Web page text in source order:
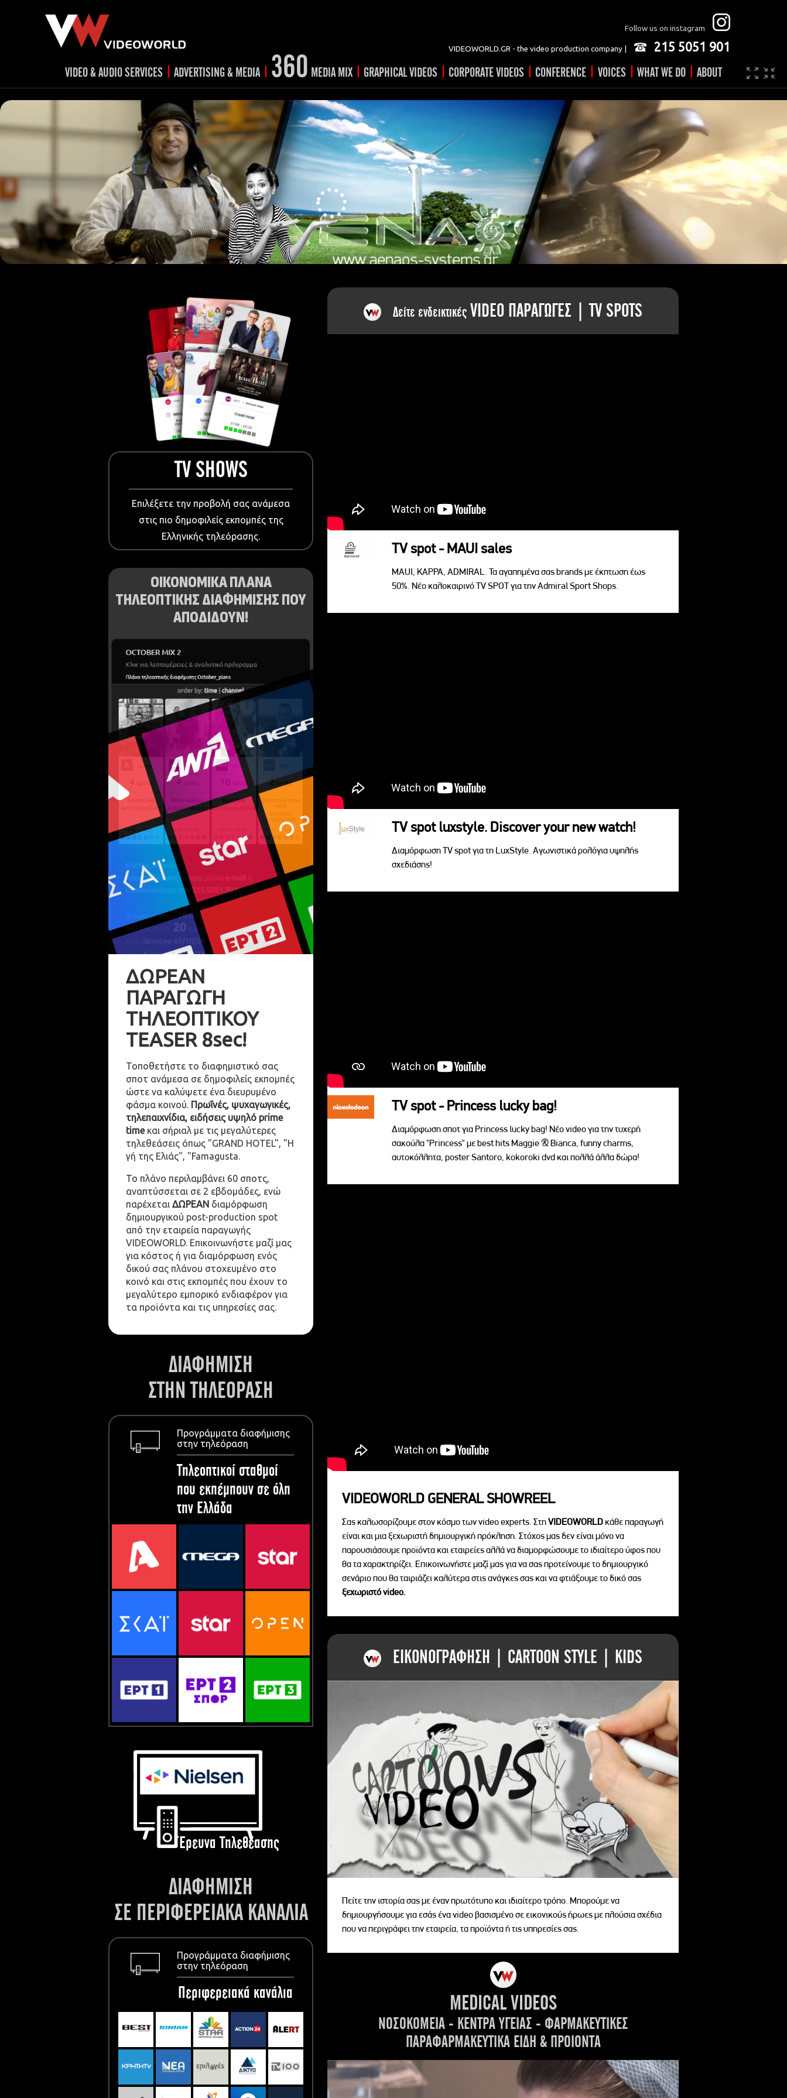
Follow us on instagram
VIDEOWORLD.GR - the video production company | 215 5051 901
VIDEO & AUDIO SERVICES
TV spots
RADIO spots
Post production
Corporate videos
Trailer & Σήματα εκπομπών
Cultural videos
video applications for museums,
archeological sites & exhibitions
Product presentations
Documentary
Events & Conference
Dissemination material
Medical & Pharmaceutical
VIDEO Projections
Kids content
| ADVERTISING & MEDIA
RADIOadvertising
TVadvertising
Social Media video shorts
Creative Prints
Outdoor advertising
Media planning & mix
Visual material
European Media
| 360 MEDIA MIX | GRAPHICAL VIDEOS | CORPORATE VIDEOS | CONFERENCE | VOICES | WHAT WE DO | ABOUT
Company
Video made easy
Contact
TV SHOWS
Επιλέξετε την προβολή σας ανάμεσα
στις πιο δημοφιλείς εκπομπές της
Ελληνικής τηλεόρασης.
ΟΙΚΟΝΟΜΙΚΑ ΠΛΑΝΑ
ΤΗΛΕΟΠΤΙΚΗΣ ΔΙΑΦΗΜΙΣΗΣ ΠΟΥ
ΑΠΟΔΙΔΟΥΝ!
ΔΩΡΕΑΝ
ΠΑΡΑΓΩΓΗ
ΤΗΛΕΟΠΤΙΚΟΥ
TEASER 8sec!
Τοποθετήστε το διαφημιστικό σας
σποτ ανάμεσα σε δημοφιλείς εκπομπές
ώστε να καλύψετε ένα διευρυμένο
φάσμα κοινού. Πρωΐνές, ψυχαγωγικές,
τηλεπαιχνίδια, ειδήσεις υψηλό prime
timeκαι σήριαλ με τις μεγαλύτερες
τηλεθεάσεις όπως "GRAND HOTEL", "Η
γή της Ελιάς", "Famagusta.
Το πλάνο περιλαμβάνει 60 σποτς,
αναπτύσσεται σε 2 εβδομάδες, ενώ
παρέχεται ΔΩΡΕΑΝ διαμόρφωση
δημιουργικού post-production spot
από την εταιρεία παραγωγής
VIDEOWORLD. Επικοινωνήστε μαζί μας
για κόστος ή για διαμόρφωση ενός
δικού σας πλάνου στοχευμένο στο
κοινό και στις εκπομπές που έχουν το
μεγαλύτερο εμπορικό ενδιαφέρον για
τα προϊόντα και τις υπηρεσίες σας.
ΔΙΑΦΗΜΙΣΗ
ΣΤΗΝ ΤΗΛΕΟΡΑΣΗ
Προγράμματα διαφήμισης
στην τηλεόραση
Τηλεοπτικοί σταθμοί
που εκπέμπουν σε όλη
την Ελλάδα
Έρευνα Τηλεθέασης
ΔΙΑΦΗΜΙΣΗ
ΣΕ ΠΕΡΙΦΕΡΕΙΑΚΑ ΚΑΝΑΛΙΑ
Προγράμματα διαφήμισης
στην τηλεόραση
Περιφερειακά κανάλια
Δείτε ενδεικτικές VIDEO ΠΑΡΑΓΩΓΕΣ | TV SPOTS
TV spot - MAUI sales
MAUI, KAPPA, ADMIRAL. Τα αγαπημένα σας brands με έκπτωση έως
50%. Νέο καλοκαιρινό TV SPOT για την Admiral Sport Shops.
TV spot luxstyle. Discover your new watch!
Διαμόρφωση TV spot για τη LuxStyle. Αγωνιστικά ρολόγια υψηλής
σχεδιάσης!
TV spot - Princess lucky bag!
Διαμόρφωση σποτ για Princess lucky bag! Νέο video για την τυχερή
σακούλα "Princess" με best hits Maggie & Bianca, funny charms,
αυτoκόλλητα, poster Santoro, kokoroki dvd και πολλά άλλα δώρα!
VIDEOWORLD GENERAL SHOWREEL
Σας καλωσορίζουμε στον κόσμο των video experts. ΣτηVIDEOWORLD κάθε παραγωγή
είναι και μια ξεχωριστή δημιουργική πρόκληση. Στόχος μας δεν είναι μόνο να
παρουσιάσουμε προϊόντα και εταιρείες αλλά να διαμορφώσουμε το ιδιαίτερο ύφος που
θα τα χαρακτηρίζει. Επικοινωνήστε μαζί μας για να σας προτείνουμε το δημιουργικό
σενάριο που θα ταιριάζει καλύτερα στις ανάγκες σας και να φτιάξουμε το δικό σας
ξεχωριστό videο.
ΕΙΚΟΝΟΓΡΑΦΗΣΗ | CARTOON STYLE | KIDS
Πείτε την ιστορία σας με έναν πρωτότυπο και ιδιαίτερο τρόπο. Μπορούμε να
δημιουργήσουμε για εσάς ένα video βασισμένο σε εικονικούς ήρωες με πλούσια σχέδια
που να περιγράφει την εταιρεία, τα προϊόντα ή τις υπηρεσίες σας.
MEDICAL VIDEOS
ΝΟΣΟΚΟΜΕΙΑ - ΚΕΝΤΡΑ ΥΓΕΙΑΣ - ΦΑΡΜΑΚΕΥΤΙΚΕΣ
ΠΑΡΑΦΑΡΜΑΚΕΥΤΙΚΑ ΕΙΔΗ & ΠΡΟΙΟΝΤΑ